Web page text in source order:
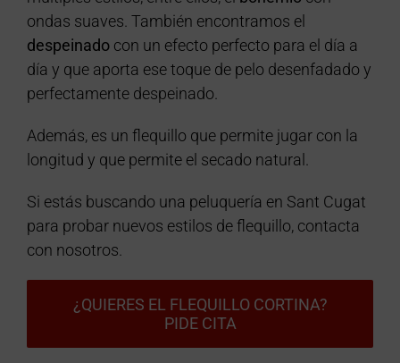
ondas suaves. También encontramos el
despeinadocon un efecto perfecto para el día a
día y que aporta ese toque de pelo desenfadado y
perfectamente despeinado.
Además, es un flequillo que permite jugar con la
longitud y que permite el secado natural.
Si estás buscando una peluquería en Sant Cugat
para probar nuevos estilos de flequillo, contacta
con nosotros.
¿QUIERES EL FLEQUILLO CORTINA?
PIDE CITA